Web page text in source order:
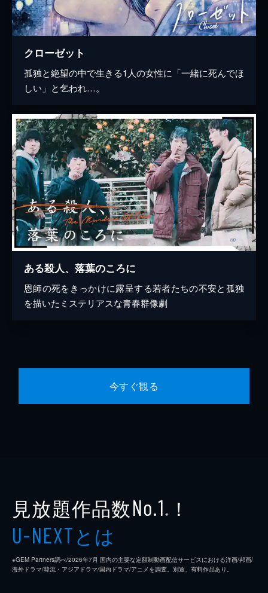
クローゼット
孤独と絶望の中で生きる1人の女性に「一緒に死んでほ
しい」と乞われ…。
ある殺人、落葉のころに
恩師の死をきっかけに露呈する若者たちの不安と孤独
を描いたミステリアスな青春群像劇
今すぐ観る
見放題作品数No.1 ※ ！
U-NEXTとは
※GEM Partners調べ/2026年7⽉ 国内の主要な定額制動画配信サービスにおける洋画/邦画/
海外ドラマ/韓流・アジアドラマ/国内ドラマ/アニメを調査。別途、有料作品あり。